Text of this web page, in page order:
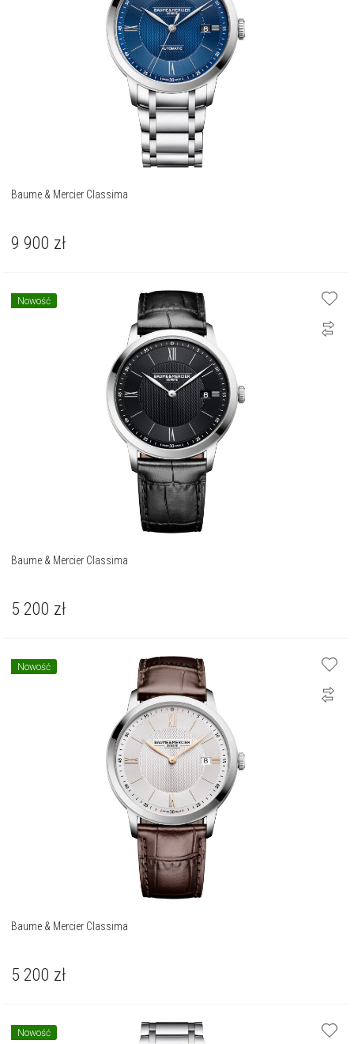
Baume & Mercier Classima
9 900 zł
Nowość
Baume & Mercier Classima
5 200 zł
Nowość
Baume & Mercier Classima
5 200 zł
Nowość